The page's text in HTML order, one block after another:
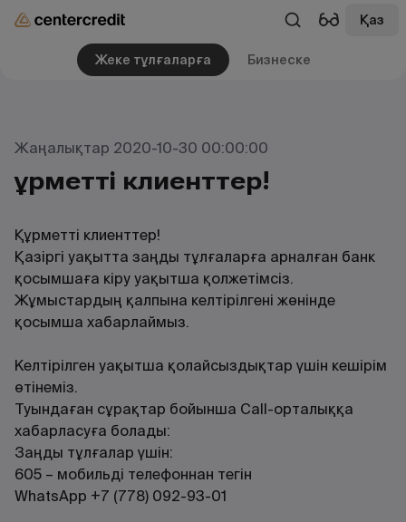
Қаз
Жеке тұлғаларға Бизнеске
Жаңалықтар 2020-10-30 00:00:00
Құрметті клиенттер!
Құрметті клиенттер!
Қазіргі уақытта заңды тұлғаларға арналған банк
қосымшаға кіру уақытша қолжетімсіз.
Жұмыстардың қалпына келтірілгені жөнінде
қосымша хабарлаймыз.
Келтірілген уақытша қолайсыздықтар үшін кешірім
өтінеміз.
Туындаған сұрақтар бойынша Call-орталыққа
хабарласуға болады:
Заңды тұлғалар үшін:
605 – мобильді телефоннан тегін
WhatsApp +7 (778) 092-93-01